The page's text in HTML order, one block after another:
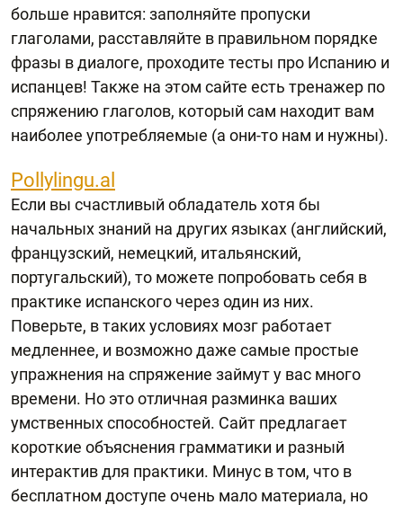
больше нравится: заполняйте пропуски
глаголами, расставляйте в правильном порядке
фразы в диалоге, проходите тесты про Испанию и
испанцев! Также на этом сайте есть тренажер по
спряжению глаголов, который сам находит вам
наиболее употребляемые (а они-то нам и нужны).
Pollylingu.al
Если вы счастливый обладатель хотя бы
начальных знаний на других языках (английский,
французский, немецкий, итальянский,
португальский), то можете попробовать себя в
практике испанского через один из них.
Поверьте, в таких условиях мозг работает
медленнее, и возможно даже самые простые
упражнения на спряжение займут у вас много
времени. Но это отличная разминка ваших
умственных способностей. Сайт предлагает
короткие объяснения грамматики и разный
интерактив для практики. Минус в том, что в
бесплатном доступе очень мало материала, но